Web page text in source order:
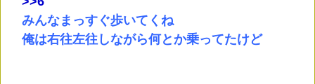
みんなまっすぐ歩いてくね
俺は右往左往しながら何とか乗ってたけど